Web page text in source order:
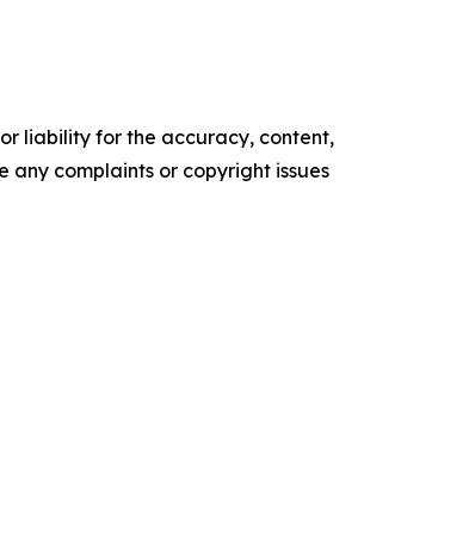
liability for the accuracy, content,
any complaints or copyright issues